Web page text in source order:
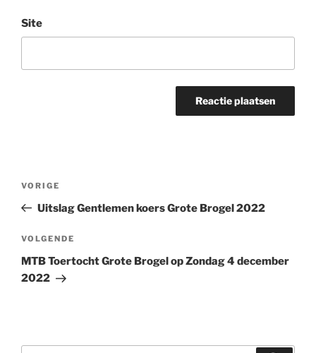
Site
Vorig
bericht
VORIGE
Uitslag Gentlemen koers Grote Brogel 2022
Volgend
bericht
VOLGENDE
MTB Toertocht Grote Brogel op Zondag 4 december
2022